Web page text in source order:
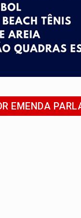
e transforma
Ocampo
ao Iphan
ao Governo
EMENDA